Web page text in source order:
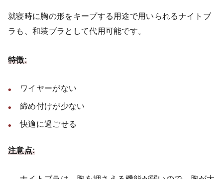
就寝時に胸の形をキープする用途で用いられるナイトブ
ラも、和装ブラとして代用可能です。
特徴:
ワイヤーがない
締め付けが少ない
快適に過ごせる
注意点: